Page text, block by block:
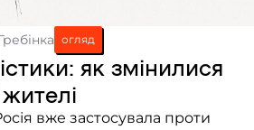
огляд
як змінилися
жителі
вже застосувала проти